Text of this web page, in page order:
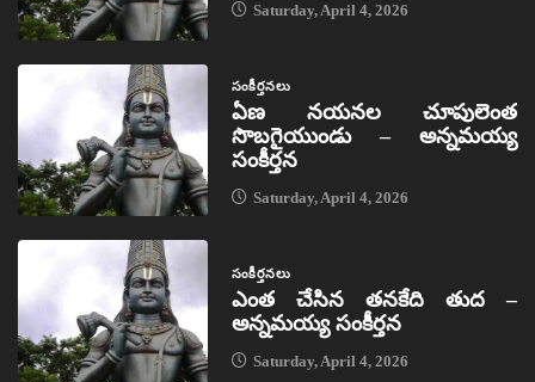
Saturday, April 4, 2026
సంకీర్తనలు
ఏణ నయనల చూపులెంత
సొబగైయుండు – అన్నమయ్య
సంకీర్తన
Saturday, April 4, 2026
సంకీర్తనలు
ఎంత చేసిన తనకేది తుద –
అన్నమయ్య సంకీర్తన
Saturday, April 4, 2026